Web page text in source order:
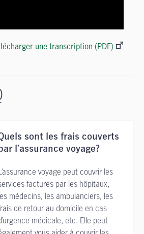
une transcription (PDF)
sont les frais couverts
l’assurance voyage?
voyage peut couvrir les
facturés par les hôpitaux,
médecins, les ambulanciers, les
de retour au domicile en cas
médicale, etc. Elle peut